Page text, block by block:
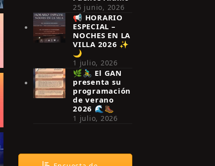
25 junio, 2026
📢 HORARIO
ESPECIAL –
NOCHES EN LA
VILLA 2026 ✨
🌙
1 julio, 2026
🌿🚴‍♂️ El GAN
presenta su
programación
de verano
2026 🌊🥾
1 julio, 2026